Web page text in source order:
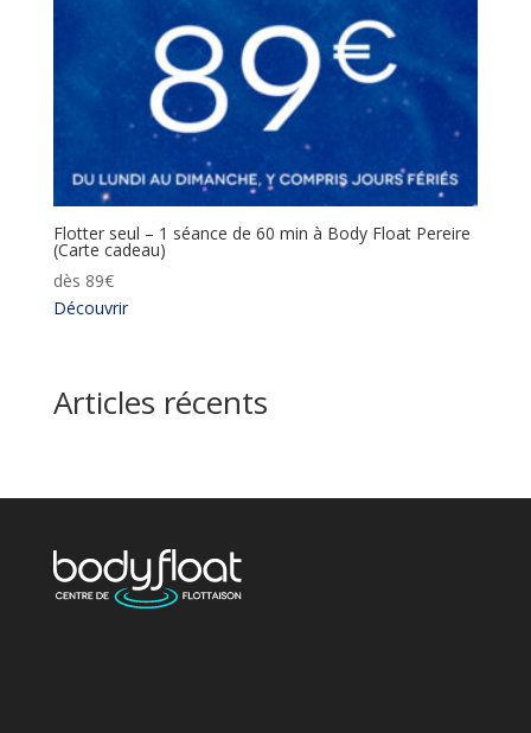
Flotter seul – 1 séance de 60 min à Body Float Pereire
(Carte cadeau)
dès 89€
Découvrir
Articles récents